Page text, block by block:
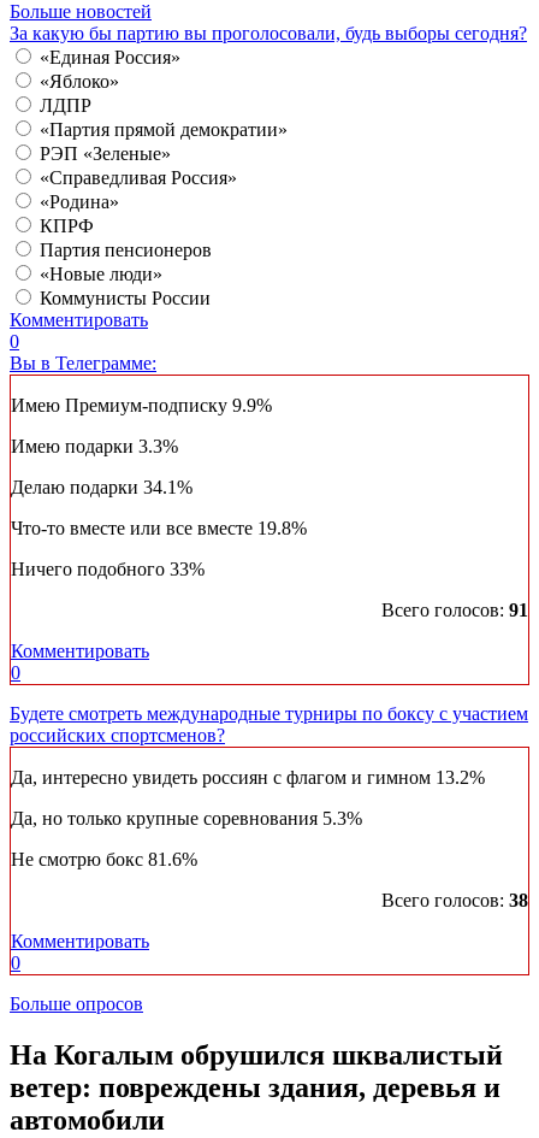
Больше новостей
За какую бы партию вы проголосовали, будь выборы сегодня?
«Единая Россия»
«Яблоко»
ЛДПР
«Партия прямой демократии»
РЭП «Зеленые»
«Справедливая Россия»
«Родина»
КПРФ
Партия пенсионеров
«Новые люди»
Коммунисты России
Комментировать
0
Вы в Телеграмме:
Имею Премиум-подписку 9.9%
Имею подарки 3.3%
Делаю подарки 34.1%
Что-то вместе или все вместе 19.8%
Ничего подобного 33%
Всего голосов: 91
Комментировать
0
Будете смотреть международные турниры по боксу с участием
российских спортсменов?
Да, интересно увидеть россиян с флагом и гимном 13.2%
Да, но только крупные соревнования 5.3%
Не смотрю бокс 81.6%
Всего голосов: 38
Комментировать
0
Больше опросов
​На Когалым обрушился шквалистый
ветер: повреждены здания, деревья и
автомобили